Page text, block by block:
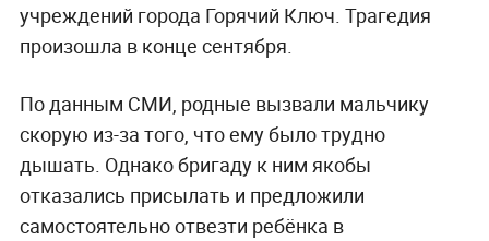
учреждений города Горячий Ключ. Трагедия
произошла в конце сентября.
По данным СМИ, родные вызвали мальчику
скорую из-за того, что ему было трудно
дышать. Однако бригаду к ним якобы
отказались присылать и предложили
самостоятельно отвезти ребёнка в